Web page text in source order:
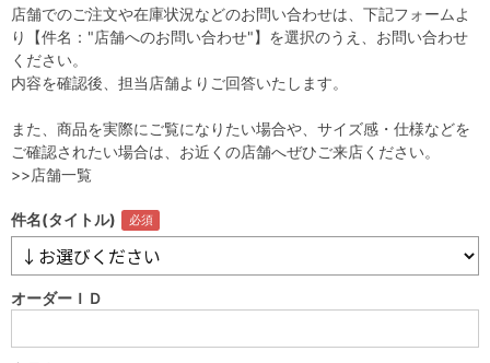
店舗でのご注文や在庫状況などのお問い合わせは、下記フォームよ
り【件名："店舗へのお問い合わせ"】を選択のうえ、お問い合わせ
ください。
内容を確認後、担当店舗よりご回答いたします。
また、商品を実際にご覧になりたい場合や、サイズ感・仕様などを
ご確認されたい場合は、お近くの店舗へぜひご来店ください。
>>店舗一覧
件名(タイトル)
オーダーＩＤ